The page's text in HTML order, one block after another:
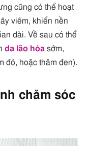
cũng có thể hoạt
viêm, khiến nền
dài. Về sau có thể
da lão hóa sớm,
đỏ, hoặc thâm đen).
chăm sóc